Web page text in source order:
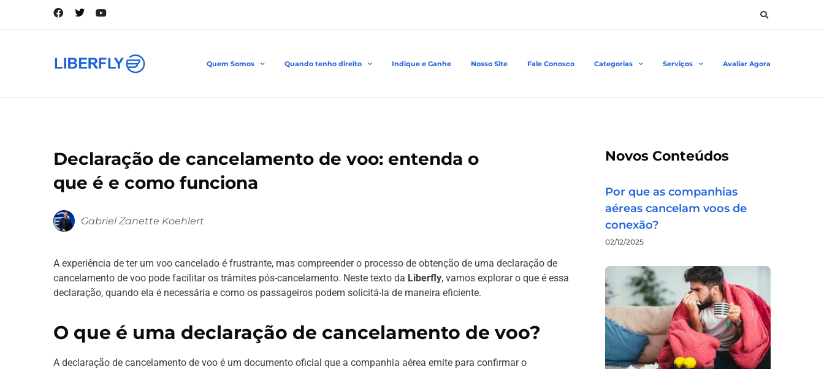
Quem Somos Quando tenho direito Indique e Ganhe Nosso Site Fale Conosco Categorias Serviços Avaliar Agora
Declaração de cancelamento de voo: entenda o
que é e como funciona
Gabriel Zanette Koehlert
A experiência de ter um voo cancelado é frustrante, mas compreender o processo de obtenção de uma declaração de
cancelamento de voo pode facilitar os trâmites pós-cancelamento. Neste texto da Liberfly, vamos explorar o que é essa
declaração, quando ela é necessária e como os passageiros podem solicitá-la de maneira eficiente.
O que é uma declaração de cancelamento de voo?
A declaração de cancelamento de voo é um documento oficial que a companhia aérea emite para confirmar o
Novos Conteúdos
Por que as companhias
aéreas cancelam voos de
conexão?
02/12/2025